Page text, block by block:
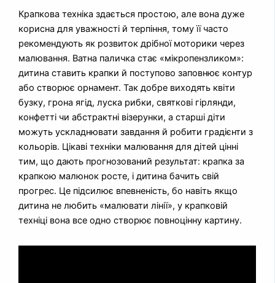
Крапкова техніка здається простою, але вона дуже
корисна для уважності й терпіння, тому її часто
рекомендують як розвиток дрібної моторики через
малювання. Ватна паличка стає «мікропензликом»:
дитина ставить крапки й поступово заповнює контур
або створює орнамент. Так добре виходять квіти
бузку, грона ягід, луска рибки, святкові гірлянди,
конфетті чи абстрактні візерунки, а старші діти
можуть ускладнювати завдання й робити градієнти з
кольорів. Цікаві техніки малювання для дітей цінні
тим, що дають прогнозований результат: крапка за
крапкою малюнок росте, і дитина бачить свій
прогрес. Це підсилює впевненість, бо навіть якщо
дитина не любить «малювати лінії», у крапковій
техніці вона все одно створює повноцінну картину.